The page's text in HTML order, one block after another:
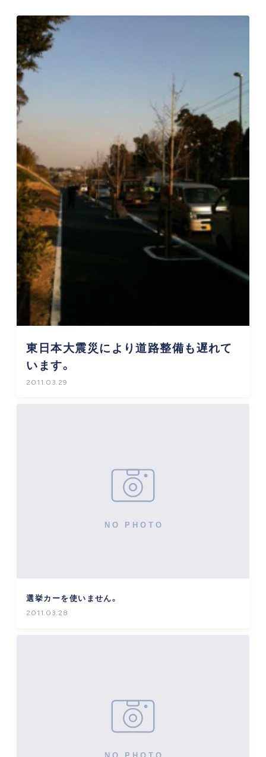
東日本大震災により道路整備も遅れて
います。
2011.03.29
選挙カーを使いません。
2011.03.28